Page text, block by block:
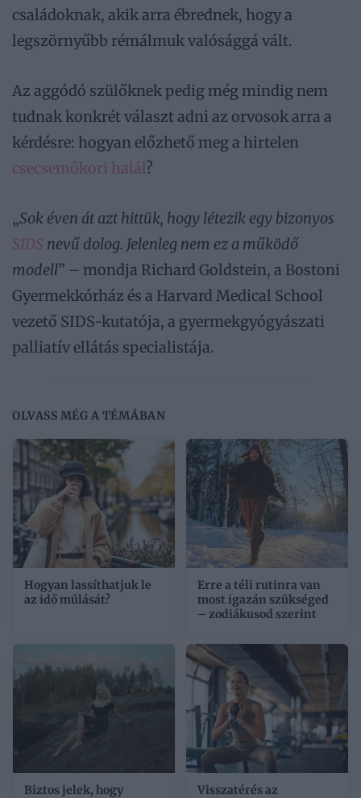
családoknak, akik arra ébrednek, hogy a
legszörnyűbb rémálmuk valósággá vált.
Az aggódó szülőknek pedig még mindig nem
tudnak konkrét választ adni az orvosok arra a
kérdésre: hogyan előzhető meg a hirtelen
csecsemőkori halál?
„Sok éven át azt hittük, hogy létezik egy bizonyos
SIDS nevű dolog. Jelenleg nem ez a működő
modell” – mondja Richard Goldstein, a Bostoni
Gyermekkórház és a Harvard Medical School
vezető SIDS-kutatója, a gyermekgyógyászati ​​
palliatív ellátás specialistája.
OLVASS MÉG A TÉMÁBAN
Hogyan lassíthatjuk le
az idő múlását?
Erre a téli rutinra van
most igazán szükséged
– zodiákusod szerint
Biztos jelek, hogy
Visszatérés az